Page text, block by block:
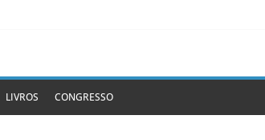
LIVROS CONGRESSO